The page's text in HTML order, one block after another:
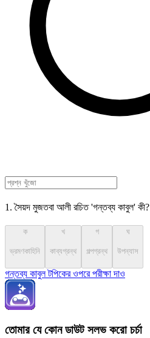
1. সৈয়দ মুজতবা আলী রচিত 'গন্তব্য কাবুল' কী?
ক
ভ্রমণকাহিনি
খ
কাব্যগ্রন্থ
গ
গল্পগ্রন্থ
ঘ
উপন্যাস
গন্তব্য কাবুল টপিকের ওপরে পরীক্ষা দাও
তোমার যে কোন ডাউট সলভ করো চর্চা